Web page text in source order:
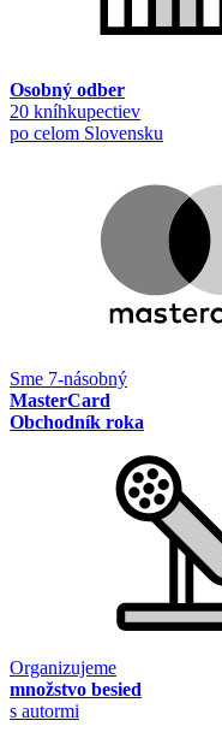
Osobný odber
20 kníhkupectiev
po celom Slovensku
Sme 7-násobný
MasterCard
Obchodník roka
Organizujeme
množstvo besied
s autormi